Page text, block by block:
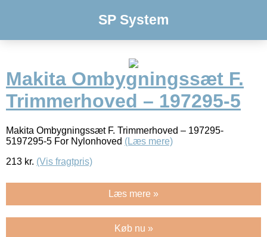
SP System
Makita Ombygningssæt F.
Trimmerhoved – 197295-5
Makita Ombygningssæt F. Trimmerhoved – 197295-
5197295-5 For Nylonhoved (Læs mere)
213 kr. (Vis fragtpris)
Læs mere »
Køb nu »